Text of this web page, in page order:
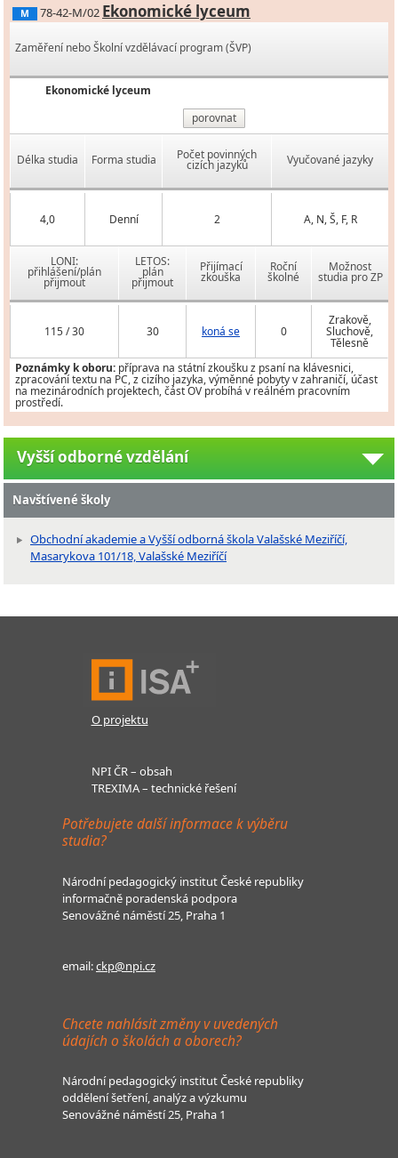
M 78-42-M/02 Ekonomické lyceum
Zaměření nebo Školní vzdělávací program (ŠVP)
Ekonomické lyceum
porovnat
Délka studia Forma studia Počet povinných
cizích jazyků Vyučované jazyky
4,0 Denní 2 A, N, Š, F, R
LONI:
přihlášení/plán
přijmout
LETOS:
plán
přijmout
Přijímací
zkouška
Roční
školné
Možnost
studia pro ZP
115 / 30 30 koná se 0
Zrakově,
Sluchově,
Tělesně
Poznámky k oboru: příprava na státní zkoušku z psaní na klávesnici,
zpracování textu na PC, z cizího jazyka, výměnné pobyty v zahraničí, účast
na mezinárodních projektech, část OV probíhá v reálném pracovním
prostředí.
Vyšší odborné vzdělání
Navštívené školy
Obchodní akademie a Vyšší odborná škola Valašské Meziříčí,
Masarykova 101/18, Valašské Meziříčí
O projektu
NPI ČR – obsah
TREXIMA – technické řešení
Potřebujete další informace k výběru
studia?
Národní pedagogický institut České republiky
informačně poradenská podpora
Senovážné náměstí 25, Praha 1
email:ckp@npi.cz
Chcete nahlásit změny v uvedených
údajích o školách a oborech?
Národní pedagogický institut České republiky
oddělení šetření, analýz a výzkumu
Senovážné náměstí 25, Praha 1